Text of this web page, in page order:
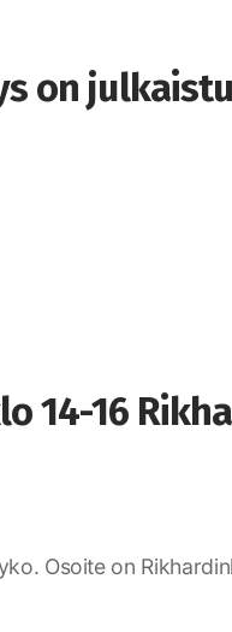
on julkaistu
14-16
Osoite on